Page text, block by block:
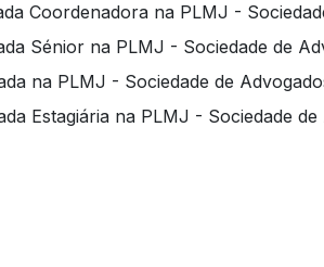
Coordenadora na PLMJ -
Sénior na PLMJ - Sociedade de
na PLMJ - Sociedade de
Estagiária na PLMJ - Sociedade de